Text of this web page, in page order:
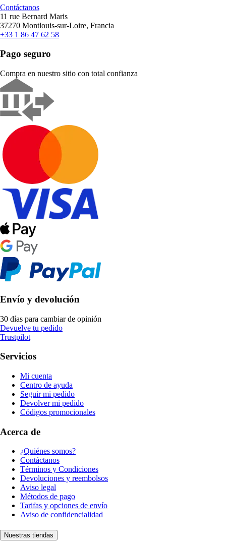
Contáctanos
11 rue Bernard Maris
37270 Montlouis-sur-Loire, Francia
+33 1 86 47 62 58
Pago seguro
Compra en nuestro sitio con total confianza
Envío y devolución
30 días para cambiar de opinión
Devuelve tu pedido
Trustpilot
Servicios
Mi cuenta
Centro de ayuda
Seguir mi pedido
Devolver mi pedido
Códigos promocionales
Acerca de
¿Quiénes somos?
Contáctanos
Términos y Condiciones
Devoluciones y reembolsos
Aviso legal
Métodos de pago
Tarifas y opciones de envío
Aviso de confidencialidad
Nuestras tiendas